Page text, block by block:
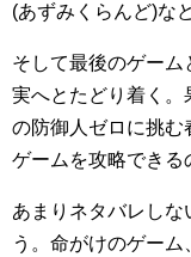
(あずみくらんど)な
そして最後のゲー
実へとたどり着く。
の防御人ゼロに挑む
ゲームを攻略できる
あまりネタバレしな
う。命がけのゲー